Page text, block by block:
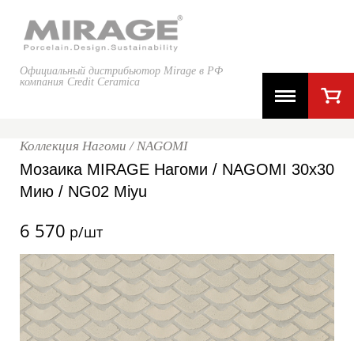
Официальный дистрибьютор Mirage в РФ
компания Credit Ceramica
Коллекция Нагоми / NAGOMI
Мозаика MIRAGE Нагоми / NAGOMI 30x30
Мию / NG02 Miyu
6 570 р/шт